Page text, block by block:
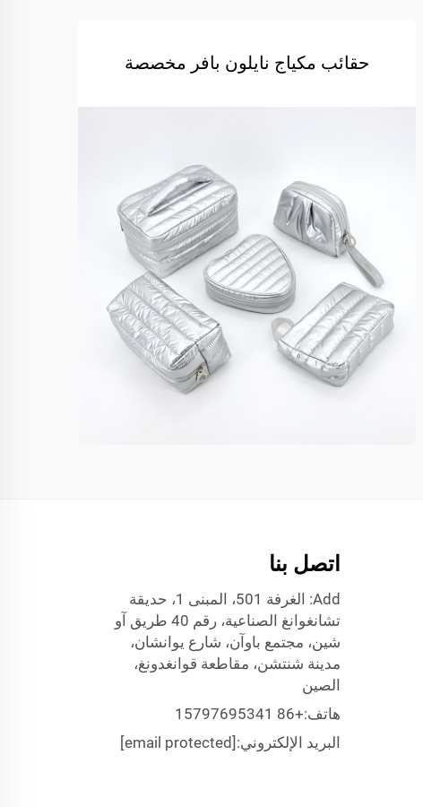
حقائب مكياج نايلون بافر مخصصة
اتصل بنا
Add: الغرفة 501، المبنى 1، حديقة
تشانغوانغ الصناعية، رقم 40 طريق آو
شين، مجتمع باوآن، شارع يوانشان،
مدينة شنتشن، مقاطعة قوانغدونغ،
الصين
هاتف:+86 15797695341
البريد الإلكتروني: [email protected]